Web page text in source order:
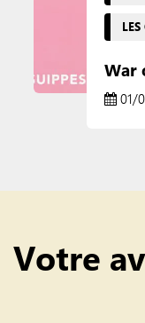
War
01/
Votre